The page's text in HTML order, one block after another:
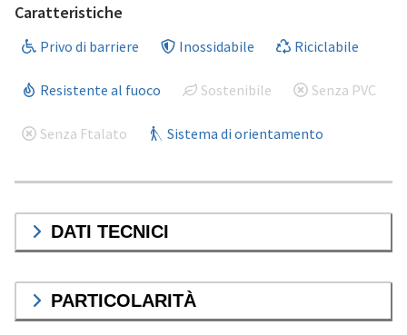
Caratteristiche
Privo di barriere Inossidabile Riciclabile
Resistente al fuoco Sostenibile Senza PVC
Senza Ftalato Sistema di orientamento
DATI TECNICI
PARTICOLARITÀ